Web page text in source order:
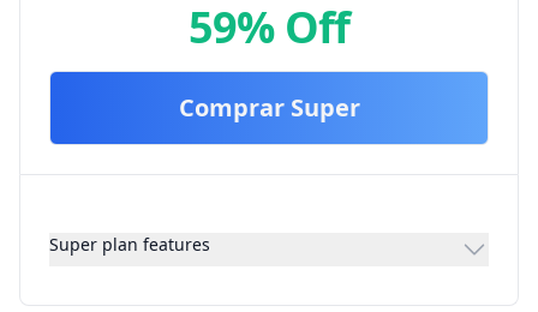
59% Off
Comprar Super
Super plan features